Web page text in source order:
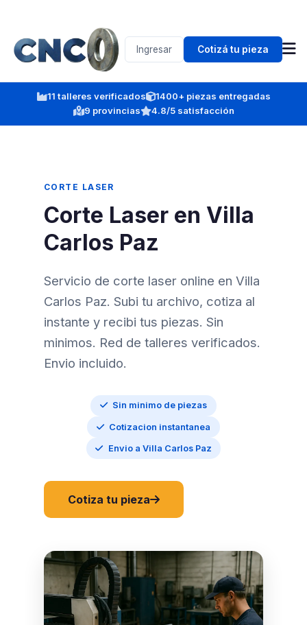
Ingresar Cotizá tu pieza
11 talleres verificados
1400+ piezas entregadas
9 provincias
4.8/5 satisfacción
CORTE LASER
Corte Laser en Villa
Carlos Paz
Servicio de corte laser online en Villa
Carlos Paz. Subi tu archivo, cotiza al
instante y recibi tus piezas. Sin
minimos. Red de talleres verificados.
Envio incluido.
Sin minimo de piezas
Cotizacion instantanea
Envio a Villa Carlos Paz
Cotiza tu pieza